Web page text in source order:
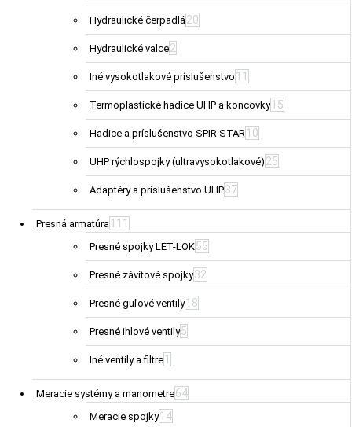
Hydraulické čerpadlá20
Hydraulické valce2
Iné vysokotlakové príslušenstvo 11
Termoplastické hadice UHP a koncovky 15
Hadice a príslušenstvo SPIR STAR 10
UHP rýchlospojky (ultravysokotlakové) 25
Adaptéry a príslušenstvo UHP37
Presná armatúra 111
Presné spojky LET-LOK55
Presné závitové spojky32
Presné guľové ventily 18
Presné ihlové ventily5
Iné ventily a filtre 1
Meracie systémy a manometre64
Meracie spojky 14